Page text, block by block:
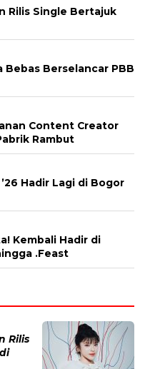
Rilis Single Bertajuk
Berselancar PBB
Content Creator
Rambut
Hadir Lagi di Bogor
Kembali Hadir di
.Feast
Rilis